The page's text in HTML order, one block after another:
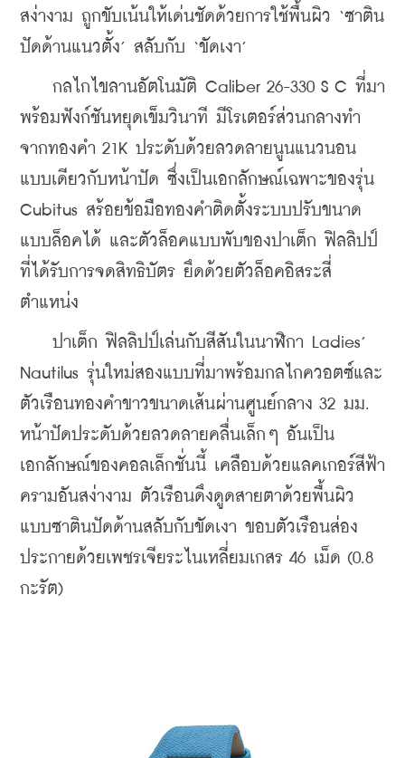
สง่างาม ถูกขับเน้นให้เด่นชัดด้วยการใช้พื้นผิว ‘ซาติน
ปัดด้านแนวตั้ง’ สลับกับ ‘ขัดเงา’
กลไกไขลานอัตโนมัติ Caliber 26-330 S C ที่มา
พร้อมฟังก์ชันหยุดเข็มวินาที มีโรเตอร์ส่วนกลางทำ
จากทองคำ 21K ประดับด้วยลวดลายนูนแนวนอน
แบบเดียวกับหน้าปัด ซึ่งเป็นเอกลักษณ์เฉพาะของรุ่น
Cubitus สร้อยข้อมือทองคำติดตั้งระบบปรับขนาด
แบบล็อคได้ และตัวล็อคแบบพับของปาเต็ก ฟิลลิปป์
ที่ได้รับการจดสิทธิบัตร ยึดด้วยตัวล็อคอิสระสี่
ตำแหน่ง
ปาเต็ก ฟิลลิปป์เล่นกับสีสันในนาฬิกา Ladies’
Nautilus รุ่นใหม่สองแบบที่มาพร้อมกลไกควอตซ์และ
ตัวเรือนทองคำขาวขนาดเส้นผ่านศูนย์กลาง 32 มม.
หน้าปัดประดับด้วยลวดลายคลื่นเล็กๆ อันเป็น
เอกลักษณ์ของคอลเล็กชั่นนี้ เคลือบด้วยแลคเกอร์สีฟ้า
ครามอันสง่างาม ตัวเรือนดึงดูดสายตาด้วยพื้นผิว
แบบซาตินปัดด้านสลับกับขัดเงา ขอบตัวเรือนส่อง
ประกายด้วยเพชรเจียระไนเหลี่ยมเกสร 46 เม็ด (0.8
กะรัต)